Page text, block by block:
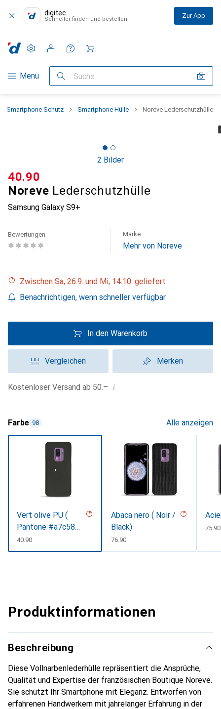
digitec
Schneller finden und bestellen Zur App
Navigation nach Kategorien
Menü Suche
Einstellungen
Kundenkonto
Vergleichslisten
Merklisten
Warenkorb
Smartphone Schutz Smartphone Hülle Noreve Lederschutzhülle
2 Bilder
Noreve Lederschutzhülle
Samsung Galaxy S9+
CHF
40.90
Bewertungen Marke
Mehr von Noreve
Zwischen Sa, 26.9. und Mi, 14.10. geliefert
Benachrichtigen, wenn schneller verfügbar
In den Warenkorb
Vergleichen Merken
Kostenloser Versand ab 50.– i
Farbe 98 Alle anzeigen
Vert olive PU (
Pantone #a7c58e
)CHF
40.90
Abaca nero ( Noir /
Black)
CHF
76.90
CHF
75.90
Produktinformationen
Beschreibung
Diese Vollnarbenlederhülle repräsentiert die Ansprüche,
Qualität und Expertise der französischen Boutique Noreve.
Sie schützt Ihr Smartphone mit Eleganz. Entworfen von
erfahrenen Handwerkern mit jahrelanger Erfahrung in der